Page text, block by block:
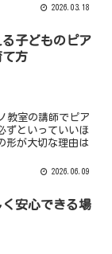
2026.03.18
子どものピア
て方
教室の講師でピア
ずといっていいほ
形が大切な理由は
2026.06.09
安心できる場